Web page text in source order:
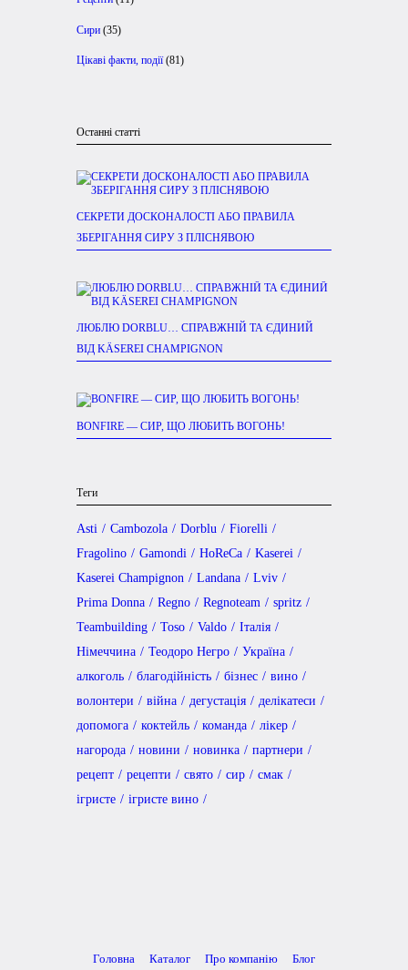
Сири (35)
Цікаві факти, події(81)
Останні статті
СЕКРЕТИ ДОСКОНАЛОСТІ АБО ПРАВИЛА
ЗБЕРІГАННЯ СИРУ З ПЛІСНЯВОЮ
ЛЮБЛЮ DORBLU… СПРАВЖНІЙ ТА ЄДИНИЙ
ВІД KÄSEREI CHAMPIGNON
BONFIRE — СИР, ЩО ЛЮБИТЬ ВОГОНЬ!
Теги
Asti Cambozola Dorblu
Fiorelli
Fragolino
Gamondi HoReCa
Kaserei
Kaserei Champignon
Landana
Lviv
Prima Donna
Regno Regnoteam
spritz
Teambuilding
Toso Valdo
Італія
Німеччина
Теодоро Негро
Україна
алкоголь
благодійність бізнес
вино
волонтери
війна дегустація
делікатеси
допомога
коктейль команда
лікер
нагорода
новини новинка
партнери
рецепт
рецепти свято сир
смак
ігристе
ігристе вино
Головна Каталог Про компанію Блог